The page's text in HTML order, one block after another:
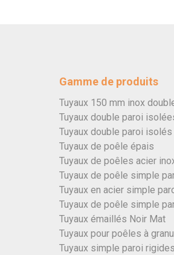
Gamme de produits
Tuyaux 150 mm inox
Tuyaux double paroi
Tuyaux double paroi
Tuyaux de poêle épais
Tuyaux de poêles acier
Tuyaux de poêle simple
Tuyaux en acier simple
Tuyaux de poêle simple
Tuyaux émaillés Noir Mat
Tuyaux pour poêles à
Tuyaux simple paroi rigides